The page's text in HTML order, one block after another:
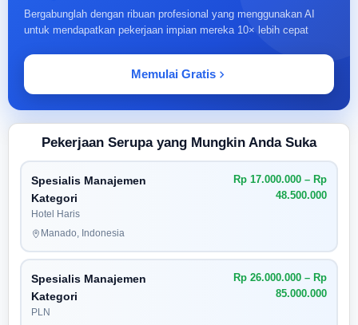
Bergabunglah dengan ribuan profesional yang menggunakan AI
untuk mendapatkan pekerjaan impian mereka 10× lebih cepat
Memulai Gratis
Pekerjaan Serupa yang Mungkin Anda Suka
Spesialis Manajemen
Kategori
Hotel Haris
Rp 17.000.000 – Rp
48.500.000
Manado, Indonesia
Spesialis Manajemen
Kategori
PLN
Rp 26.000.000 – Rp
85.000.000